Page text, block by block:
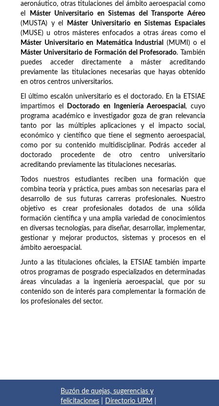
aeronáutico, otras titulaciones del ámbito aeroespacial como
el
Máster Universitario en Sistemas del Transporte Aéreo
(MUSTA) y el
Máster Universitario en Sistemas Espaciales
(MUSE) u otros másteres enfocados a otras áreas como el
Máster Universitario en Matemática Industrial
(MUMI) o el
Máster Universitario de Formación del Profesorado. También
puedes acceder directamente a máster acreditando
previamente las titulaciones necesarias que hayas obtenido
en otros centros universitarios.
El último escalón universitario es el doctorado. En la ETSIAE
impartimos el
Doctorado en Ingeniería Aeroespacial, cuyo
programa académico e investigador goza de gran relevancia
tanto por las múltiples aplicaciones y el impacto social,
económico y científico que tiene el segmento aeroespacial,
como por su contenido multidisciplinar. Podrás acceder al
doctorado procedente de otro centro universitario
acreditando previamente las titulaciones necesarias.
Todos nuestros estudiantes reciben una formación que
combina teoría y práctica, pues ambas son necesarias para el
desarrollo de sus futuras carreras profesionales. Nuestro
objetivo es crear profesionales dotados de una sólida
formación científica y una amplia variedad de conocimientos
en diversas tecnologías, para diseñar, desarrollar, implementar,
gestionar y mejorar productos, sistemas y procesos en el
ámbito aeroespacial.
Junto a las titulaciones oficiales, la ETSIAE también imparte
otros programas de posgrado especializados en determinadas
áreas vinculadas a la ingeniería aeroespacial, que por su
contenido son de interés para complementar la formación de
los profesionales del sector.
Buzón de quejas, sugerencias y
felicitaciones
Directorio UPM